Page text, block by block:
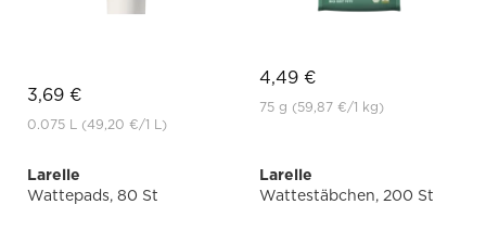
3,69 €
0.075 L (49,20 €/1 L)
4,49 €
75 g (59,87 €/1 kg)
Larelle
Wattepads, 80 St
Larelle
Wattestäbchen, 200 St